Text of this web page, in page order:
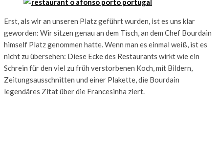
Erst, als wir an unseren Platz geführt wurden, ist es uns klar
geworden: Wir sitzen genau an dem Tisch, an dem Chef Bourdain
himself Platz genommen hatte. Wenn man es einmal weiß, ist es
nicht zu übersehen: Diese Ecke des Restaurants wirkt wie ein
Schrein für den viel zu früh verstorbenen Koch, mit Bildern,
Zeitungsausschnitten und einer Plakette, die Bourdain
legendäres Zitat über die Francesinha ziert.